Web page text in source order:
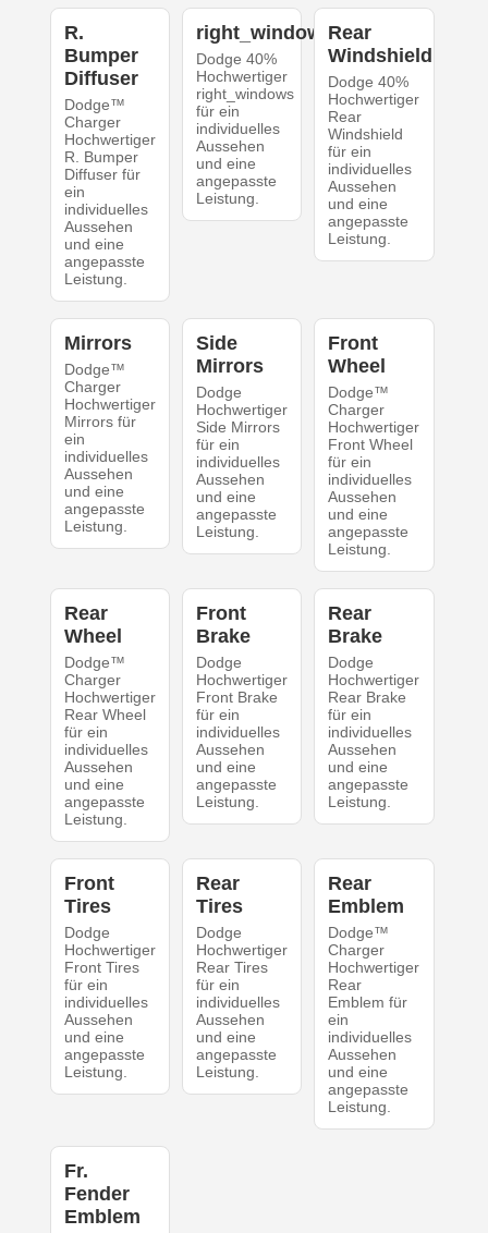
R.
Bumper
Diffuser
Dodge™
Charger
Hochwertiger
R. Bumper
Diffuser für
ein
individuelles
Aussehen
und eine
angepasste
Leistung.
right_windows
Dodge 40%
Hochwertiger
right_windows
für ein
individuelles
Aussehen
und eine
angepasste
Leistung.
Rear
Windshield
Dodge 40%
Hochwertiger
Rear
Windshield
für ein
individuelles
Aussehen
und eine
angepasste
Leistung.
Mirrors
Dodge™
Charger
Hochwertiger
Mirrors für
ein
individuelles
Aussehen
und eine
angepasste
Leistung.
Side
Mirrors
Dodge
Hochwertiger
Side Mirrors
für ein
individuelles
Aussehen
und eine
angepasste
Leistung.
Front
Wheel
Dodge™
Charger
Hochwertiger
Front Wheel
für ein
individuelles
Aussehen
und eine
angepasste
Leistung.
Rear
Wheel
Dodge™
Charger
Hochwertiger
Rear Wheel
für ein
individuelles
Aussehen
und eine
angepasste
Leistung.
Front
Brake
Dodge
Hochwertiger
Front Brake
für ein
individuelles
Aussehen
und eine
angepasste
Leistung.
Rear
Brake
Dodge
Hochwertiger
Rear Brake
für ein
individuelles
Aussehen
und eine
angepasste
Leistung.
Front
Tires
Dodge
Hochwertiger
Front Tires
für ein
individuelles
Aussehen
und eine
angepasste
Leistung.
Rear
Tires
Dodge
Hochwertiger
Rear Tires
für ein
individuelles
Aussehen
und eine
angepasste
Leistung.
Rear
Emblem
Dodge™
Charger
Hochwertiger
Rear
Emblem für
ein
individuelles
Aussehen
und eine
angepasste
Leistung.
Fr.
Fender
Emblem